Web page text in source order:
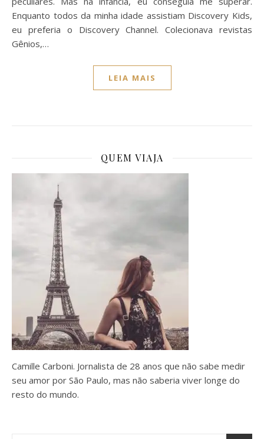
Enquanto todos da minha idade assistiam Discovery Kids,
eu preferia o Discovery Channel. Colecionava revistas
Gênios,…
LEIA MAIS
QUEM VIAJA
Camille Carboni. Jornalista de 28 anos que não sabe medir
seu amor por São Paulo, mas não saberia viver longe do
resto do mundo.